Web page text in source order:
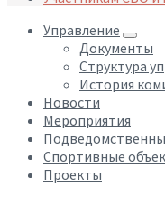
Управление
Документы
Структура
История
Новости
Мероприятия
Спортивные
Проекты